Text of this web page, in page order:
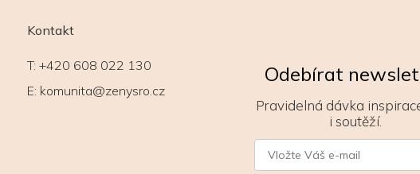
Kontakt
T: +420 608 022 130
E: komunita@zenysro.cz
Odebírat
Pravidelná dávka
i soutěží.